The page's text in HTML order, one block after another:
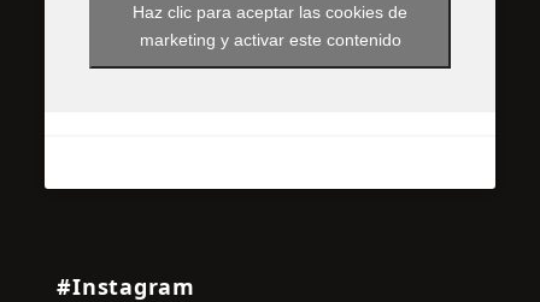
Haz clic para aceptar las cookies de
marketing y activar este contenido
#Instagram